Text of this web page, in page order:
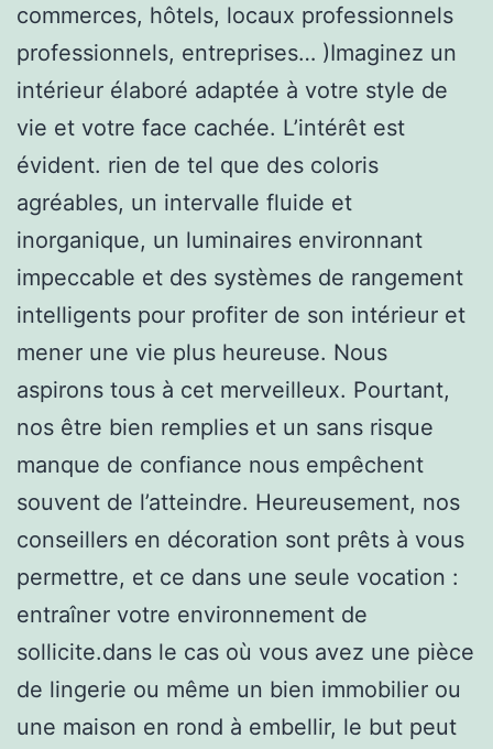
commerces, hôtels, locaux professionnels
professionnels, entreprises… )Imaginez un
intérieur élaboré adaptée à votre style de
vie et votre face cachée. L’intérêt est
évident. rien de tel que des coloris
agréables, un intervalle fluide et
inorganique, un luminaires environnant
impeccable et des systèmes de rangement
intelligents pour profiter de son intérieur et
mener une vie plus heureuse. Nous
aspirons tous à cet merveilleux. Pourtant,
nos être bien remplies et un sans risque
manque de confiance nous empêchent
souvent de l’atteindre. Heureusement, nos
conseillers en décoration sont prêts à vous
permettre, et ce dans une seule vocation :
entraîner votre environnement de
sollicite.dans le cas où vous avez une pièce
de lingerie ou même un bien immobilier ou
une maison en rond à embellir, le but peut